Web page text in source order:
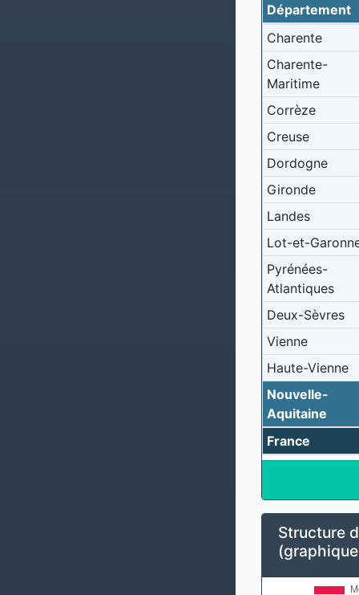
Département
Charente
Charente-
Maritime
Corrèze
Creuse
Dordogne
Gironde
Landes
Lot-et-
Pyrénées-
Atlantiques
Deux-Sèvres
Vienne
Haute-Vienne
Nouvelle-
Aquitaine
France
Structure